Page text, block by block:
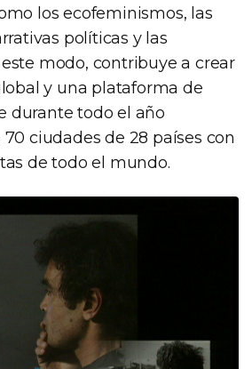
los ecofeminismos, las
políticas y las
modo, contribuye a crear
y una plataforma de
durante todo el año
ciudades de 28 países con
de todo el mundo.